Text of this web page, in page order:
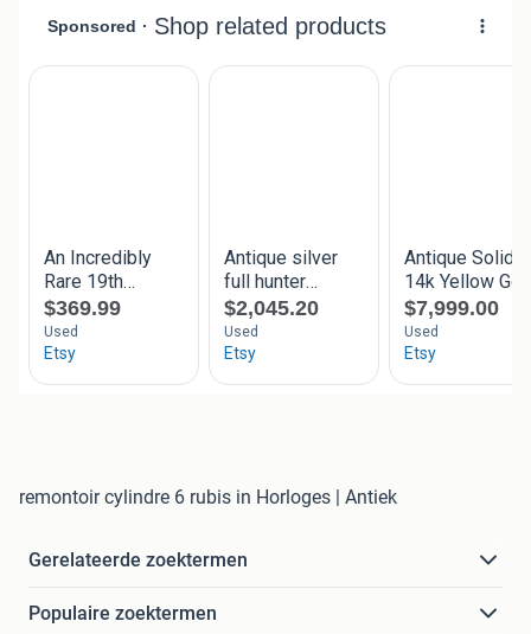
remontoir cylindre 6 rubis in Horloges | Antiek
Gerelateerde zoektermen
Populaire zoektermen